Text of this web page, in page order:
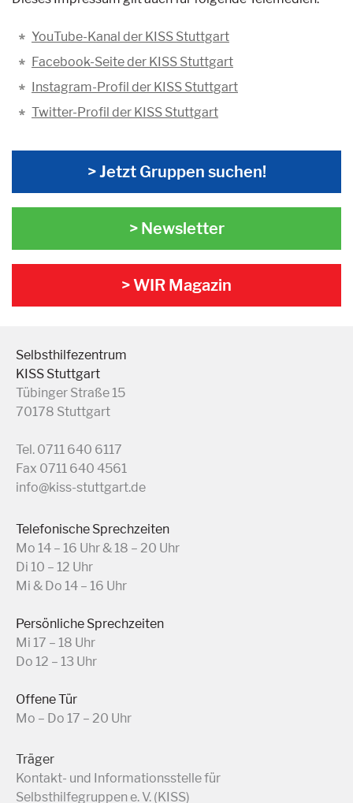
YouTube-Kanal der KISS Stuttgart
Facebook-Seite der KISS Stuttgart
Instagram-Profil der KISS Stuttgart
Twitter-Profil der KISS Stuttgart
> Jetzt Gruppen suchen!
> Newsletter
> WIR Magazin
Selbsthilfezentrum
KISS Stuttgart
Tübinger Straße 15
70178 Stuttgart
Tel. 0711 640 6117
Fax 0711 640 4561
info@kiss-stuttgart.de
Telefonische Sprechzeiten
Mo 14 – 16 Uhr & 18 – 20 Uhr
Di 10 – 12 Uhr
Mi & Do 14 – 16 Uhr
Persönliche Sprechzeiten
Mi 17 – 18 Uhr
Do 12 – 13 Uhr
Offene Tür
Mo – Do 17 – 20 Uhr
Träger
Kontakt- und Informationsstelle für
Selbsthilfegruppen e. V. (KISS)